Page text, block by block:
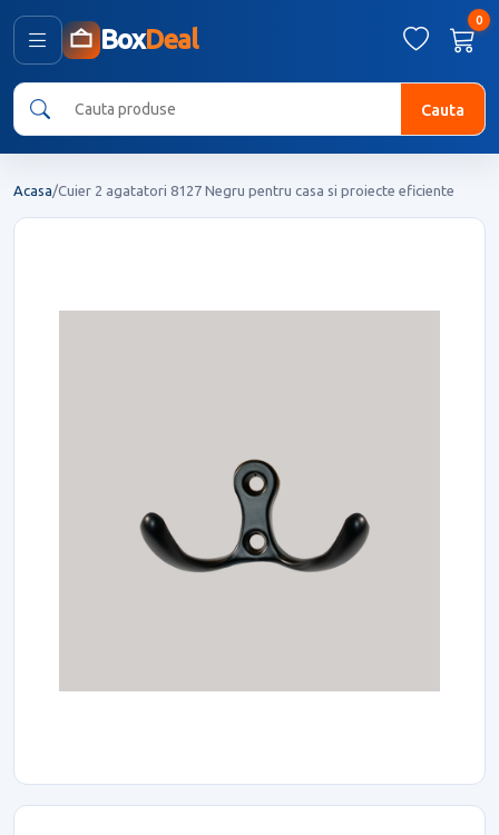
BoxDeal
0
Cauta
Acasa/Cuier 2 agatatori 8127 Negru pentru casa si proiecte eficiente